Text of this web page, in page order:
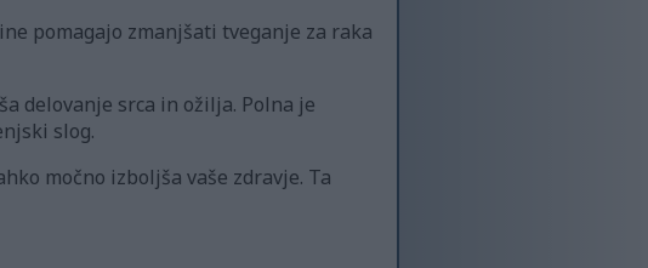
pomagajo zmanjšati tveganje za raka
delovanje srca in ožilja. Polna je
slog.
močno izboljša vaše zdravje. Ta